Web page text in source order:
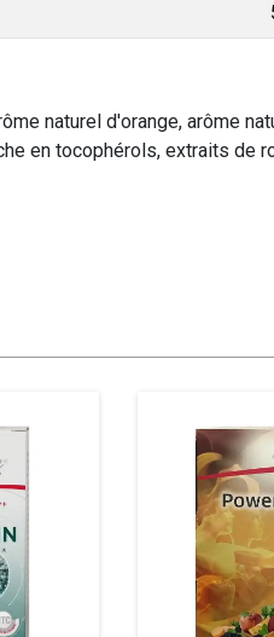
naturel d'orange, arôme
en tocophérols, extraits de